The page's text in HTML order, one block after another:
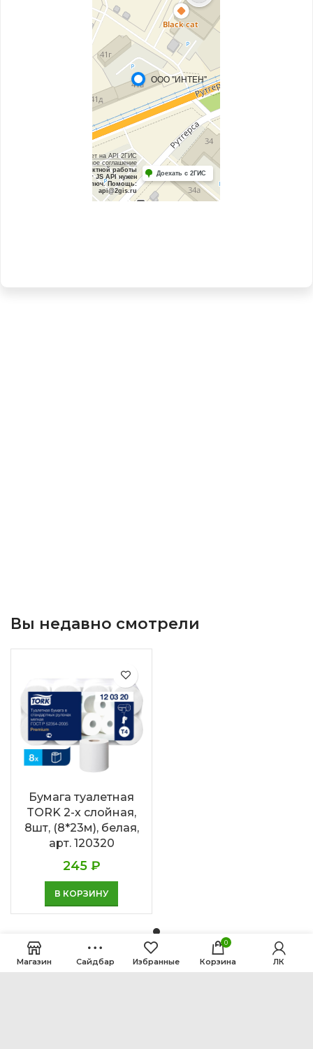
Вы недавно смотрели
Бумага туалетная
TORK 2-х слойная,
8шт, (8*23м), белая,
арт. 120320
245 ₽
В КОРЗИНУ
Магазин Сайдбар Избранные
0
Корзина ЛК